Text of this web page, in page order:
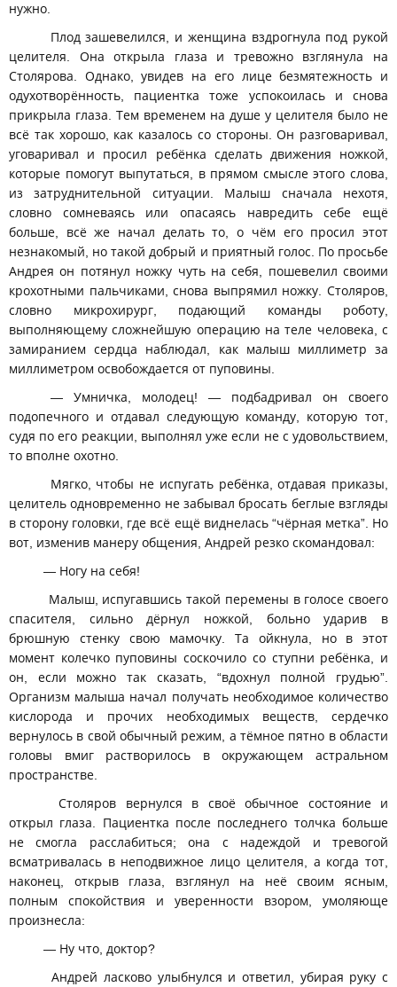
нужно.
Плод зашевелился, и женщина вздрогнула под рукой
целителя. Она открыла глаза и тревожно взглянула на
Столярова. Однако, увидев на его лице безмятежность и
одухотворённость, пациентка тоже успокоилась и снова
прикрыла глаза. Тем временем на душе у целителя было не
всё так хорошо, как казалось со стороны. Он разговаривал,
уговаривал и просил ребёнка сделать движения ножкой,
которые помогут выпутаться, в прямом смысле этого слова,
из затруднительной ситуации. Малыш сначала нехотя,
словно сомневаясь или опасаясь навредить себе ещё
больше, всё же начал делать то, о чём его просил этот
незнакомый, но такой добрый и приятный голос. По просьбе
Андрея он потянул ножку чуть на себя, пошевелил своими
крохотными пальчиками, снова выпрямил ножку. Столяров,
словно микрохирург, подающий команды роботу,
выполняющему сложнейшую операцию на теле человека, с
замиранием сердца наблюдал, как малыш миллиметр за
миллиметром освобождается от пуповины.
— Умничка, молодец! — подбадривал он своего
подопечного и отдавал следующую команду, которую тот,
судя по его реакции, выполнял уже если не с удовольствием,
то вполне охотно.
Мягко, чтобы не испугать ребёнка, отдавая приказы,
целитель одновременно не забывал бросать беглые взгляды
в сторону головки, где всё ещё виднелась “чёрная метка”. Но
вот, изменив манеру общения, Андрей резко скомандовал:
— Ногу на себя!
Малыш, испугавшись такой перемены в голосе своего
спасителя, сильно дёрнул ножкой, больно ударив в
брюшную стенку свою мамочку. Та ойкнула, но в этот
момент колечко пуповины соскочило со ступни ребёнка, и
он, если можно так сказать, “вдохнул полной грудью”.
Организм малыша начал получать необходимое количество
кислорода и прочих необходимых веществ, сердечко
вернулось в свой обычный режим, а тёмное пятно в области
головы вмиг растворилось в окружающем астральном
пространстве.
Столяров вернулся в своё обычное состояние и
открыл глаза. Пациентка после последнего толчка больше
не смогла расслабиться; она с надеждой и тревогой
всматривалась в неподвижное лицо целителя, а когда тот,
наконец, открыв глаза, взглянул на неё своим ясным,
полным спокойствия и уверенности взором, умоляюще
произнесла:
— Ну что, доктор?
Андрей ласково улыбнулся и ответил, убирая руку с